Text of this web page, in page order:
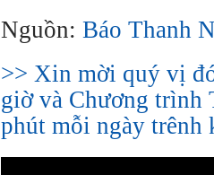
Nguồn: Báo Thanh
>> Xin mời quý vị
giờ và Chương trình
phút mỗi ngày trênh